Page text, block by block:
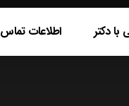
با دکتر اطلاعات تماس